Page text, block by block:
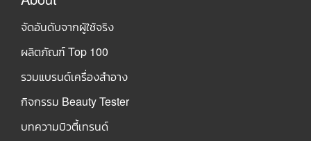
จัดอันดับจากผู้ใช้จริง
ผลิตภัณฑ์ Top 100
รวมแบรนด์เครื่องสำอาง
กิจกรรม Beauty Tester
บทความบิวตี้เทรนด์